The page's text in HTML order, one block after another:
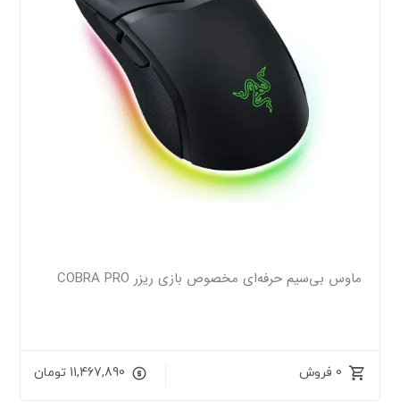
ماوس بی‌سیم حرفه‌ای مخصوص بازی ریزر COBRA PRO
0 فروش 11,467,890 تومان